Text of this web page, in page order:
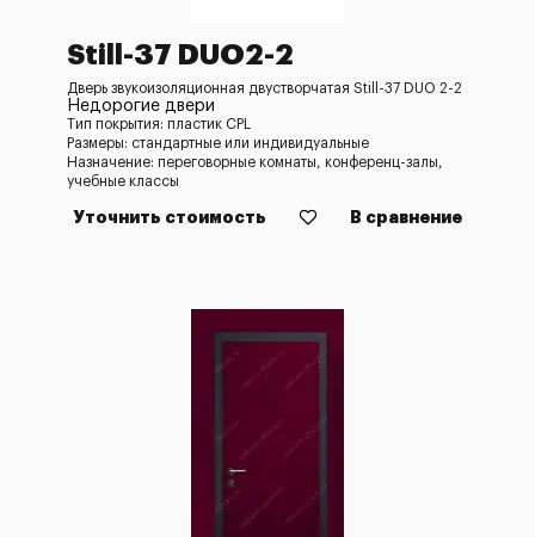
Still-37 DUO2-2
Дверь звукоизоляционная двустворчатая Still-37 DUO 2-2
Недорогие двери
Тип покрытия: пластик CPL
Размеры: стандартные или индивидуальные
Назначение: переговорные комнаты, конференц-залы,
учебные классы
Уточнить стоимость В сравнение